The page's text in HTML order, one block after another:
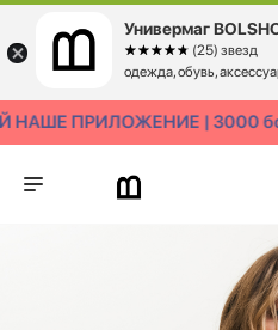
ПРИЛОЖЕНИЕ | 3000
Универмаг
☆☆☆☆☆
★★★★★ (25) звезд
одежда, обувь,